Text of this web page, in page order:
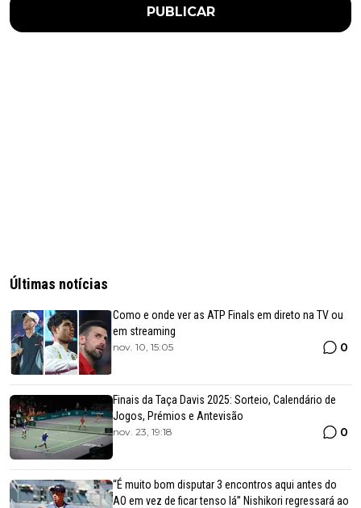
PUBLICAR
Últimas notícias
Como e onde ver as ATP Finals em direto na TV ou
em streaming
nov. 10, 15:05 0
Finais da Taça Davis 2025: Sorteio, Calendário de
Jogos, Prémios e Antevisão
nov. 23, 19:18 0
“É muito bom disputar 3 encontros aqui antes do
AO em vez de ficar tenso lá” Nishikori regressará ao